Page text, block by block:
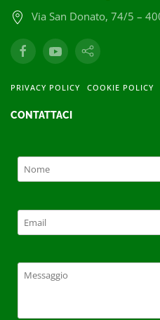
Via San Donato, 74/5 –
PRIVACY POLICY COOKIE POLICY
CONTATTACI